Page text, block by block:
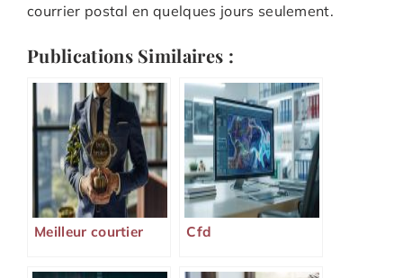
courrier postal en quelques jours seulement.
Publications Similaires :
Meilleur courtier Cfd